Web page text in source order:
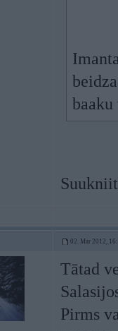
02. Mar 2012,
Tātad
Pirms